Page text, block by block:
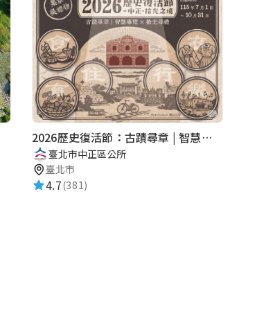
2026歷史復活節：古蹟尋章 | 智慧導覽 × 拾光尋禮
臺北市中正區公所
臺北市
4.7(381)